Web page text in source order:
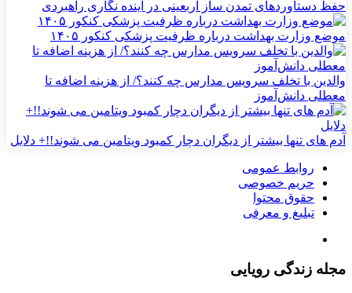
حفظ دستاوردهای تمدن ساز اربعینی در آینده نگاری راهبردی
موضع وزارت بهداشت درباره ظرفیت پزشکی کنکور ۱۴۰۵
والدین با تخلف سرویس مدارس چه کنند؟/ از هزینه اضافه تا
معطلی دانش‌آموز
آدم های تنها بیشتر از دیگران دچار کمبود ویتامین می شوند!!+ دلایل
روابط عمومی
حریم خصوصی
حقوق محتوا
تبلیغ و معرفی
مجله زندگی رویایی